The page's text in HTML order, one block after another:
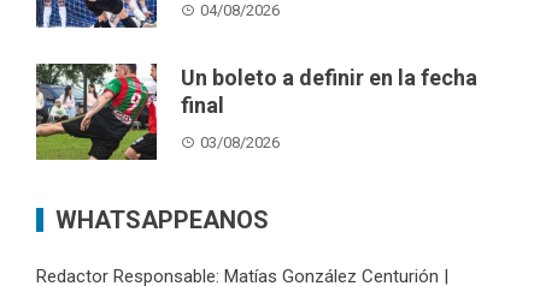
04/08/2026
Un boleto a definir en la fecha
final
03/08/2026
WHATSAPPEANOS
Redactor Responsable: Matías González Centurión |